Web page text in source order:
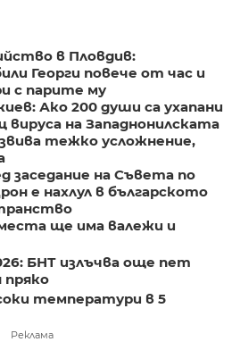
в Пловдив:
Георги повече от час и
с парите му
Ако 200 души са ухапани
на Западнонилската
тежко усложнение,
заседание на Съвета по
е нахлул в българското
ще има валежи и
БНТ излъчва още пет
пряко
температури в 5
Реклама